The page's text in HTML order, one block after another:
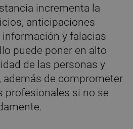
incrementa la
anticipaciones
información y falacias
puede poner en alto
de las personas y
además de comprometer
profesionales si no se